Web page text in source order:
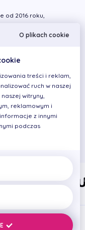
od 2016 roku,
pacjentem.
Wolny czas lubi
sport na świeżym
O plikach cookie
treści i reklam,
ruch w naszej
witryny,
reklamowym i
z innymi
podczas